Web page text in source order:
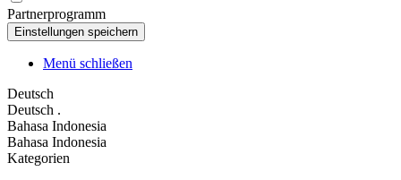
Partnerprogramm
Menü schließen
Deutsch
Deutsch .
Bahasa Indonesia
Bahasa Indonesia
Kategorien